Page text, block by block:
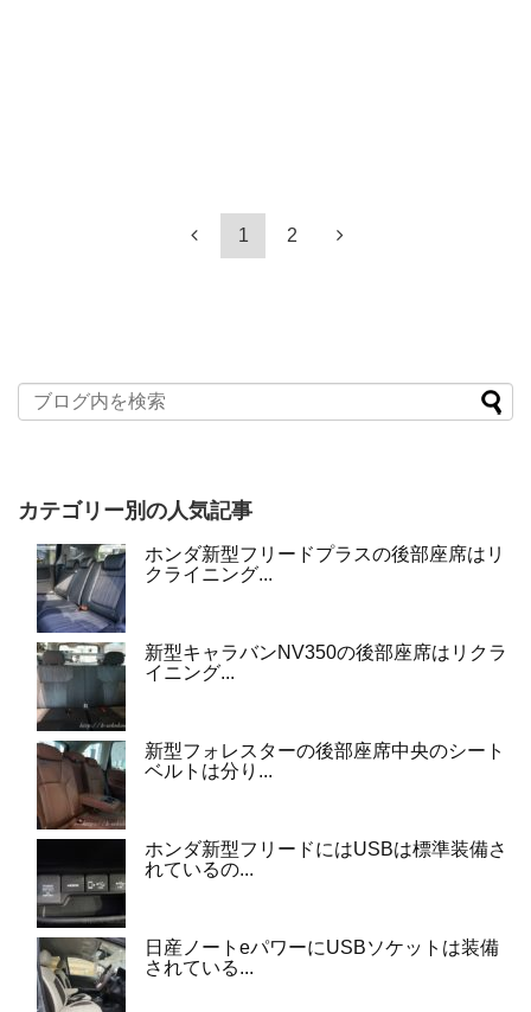
1 2
カテゴリー別の人気記事
ホンダ新型フリードプラスの後部座席はリ
クライニング...
新型キャラバンNV350の後部座席はリクラ
イニング...
新型フォレスターの後部座席中央のシート
ベルトは分り...
ホンダ新型フリードにはUSBは標準装備さ
れているの...
日産ノートeパワーにUSBソケットは装備
されている...